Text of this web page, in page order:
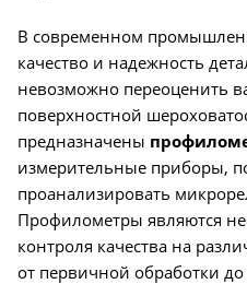
В современном
качество и надежность
невозможно переоценить
поверхностной
предназначены
измерительные приборы,
проанализировать
Профилометры являются
контроля качества на
от первичной обработки